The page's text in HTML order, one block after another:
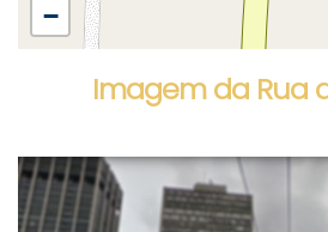
−
Imagem da Rua